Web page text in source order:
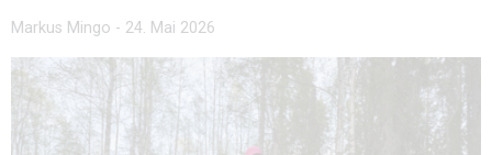
Markus Mingo - 24. Mai 2026